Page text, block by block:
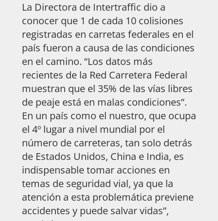
La Directora de Intertraffic dio a
conocer que 1 de cada 10 colisiones
registradas en carretas federales en el
país fueron a causa de las condiciones
en el camino. “Los datos más
recientes de la Red Carretera Federal
muestran que el 35% de las vías libres
de peaje está en malas condiciones”.
En un país como el nuestro, que ocupa
el 4º lugar a nivel mundial por el
número de carreteras, tan solo detrás
de Estados Unidos, China e India, es
indispensable tomar acciones en
temas de seguridad vial, ya que la
atención a esta problemática previene
accidentes y puede salvar vidas”,